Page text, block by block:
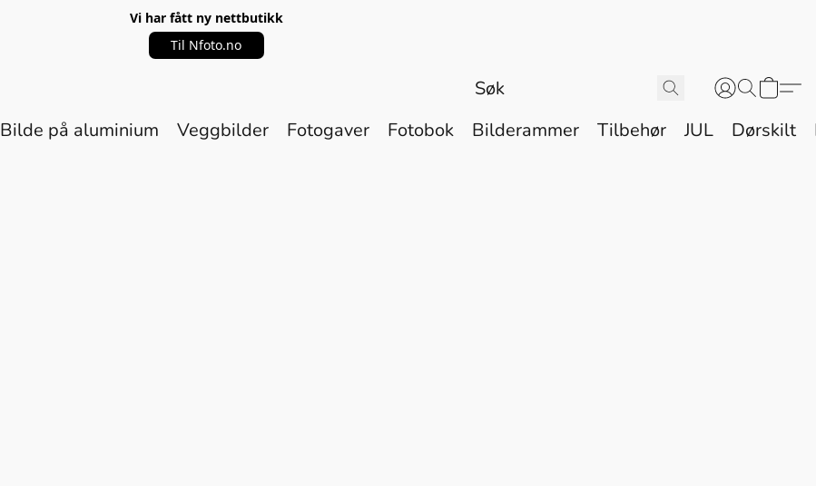
Vi har fått ny nettbutikk
Til Nfoto.no
Bilde på aluminium Veggbilder Fotogaver Fotobok Bilderammer Tilbehør JUL Dørskilt